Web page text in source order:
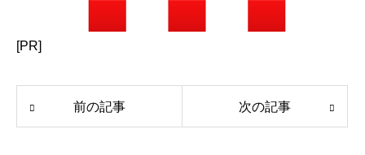
[PR]
前の記事 次の記事